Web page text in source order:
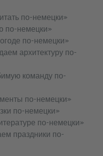
по-немецки»
по-немецки»
по-немецки»
архитектуру по-
команду по-
по-немецки»
по-немецки»
по-немецки»
праздники по-